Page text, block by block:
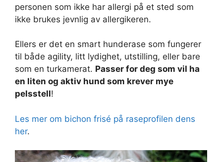
personen som ikke har allergi på et sted som
ikke brukes jevnlig av allergikeren.
Ellers er det en smart hunderase som fungerer
til både agility, litt lydighet, utstilling, eller bare
som en turkamerat. Passer for deg som vil ha
en liten og aktiv hund som krever mye
pelsstell!
Les mer om bichon frisé på raseprofilen dens
her.